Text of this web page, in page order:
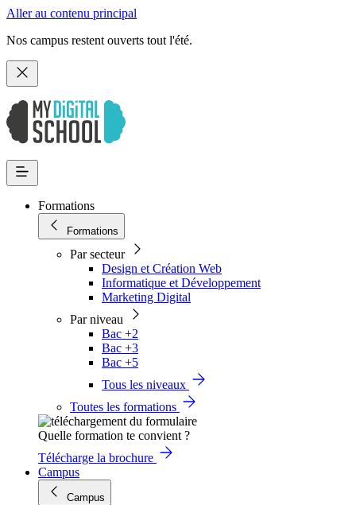
Aller au contenu principal
Nos campus restent ouverts tout l'été.
Formations
Formations
Par secteur
Design et Création Web
Informatique et Développement
Marketing Digital
Par niveau
Bac +2
Bac +3
Bac +5
Tous les niveaux
Toutes les formations
Quelle formation te convient ?
Télécharge la brochure
Campus
Campus